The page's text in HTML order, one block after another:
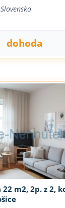
dohoda
22 m2, 2p. z 2,